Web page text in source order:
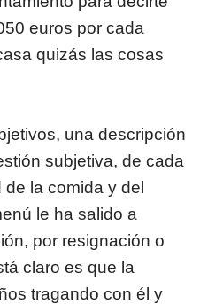
euros por cada
quizás las cosas
una descripción
subjetiva, de cada
la comida y del
le ha salido a
por resignación o
claro es que la
tragando con él y